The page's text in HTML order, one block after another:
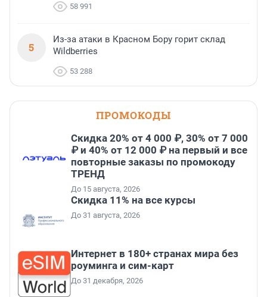
58 991
5
Из-за атаки в Красном Бору горит склад
Wildberries
53 288
ПРОМОКОДЫ
Скидка 20% от 4 000 ₽, 30% от 7 000
₽ и 40% от 12 000 ₽ на первый и все
повторные заказы по промокоду
ТРЕНД
До 15 августа, 2026
Скидка 11% на все курсы
До 31 августа, 2026
Интернет в 180+ странах мира без
роуминга и сим-карт
До 31 декабря, 2026